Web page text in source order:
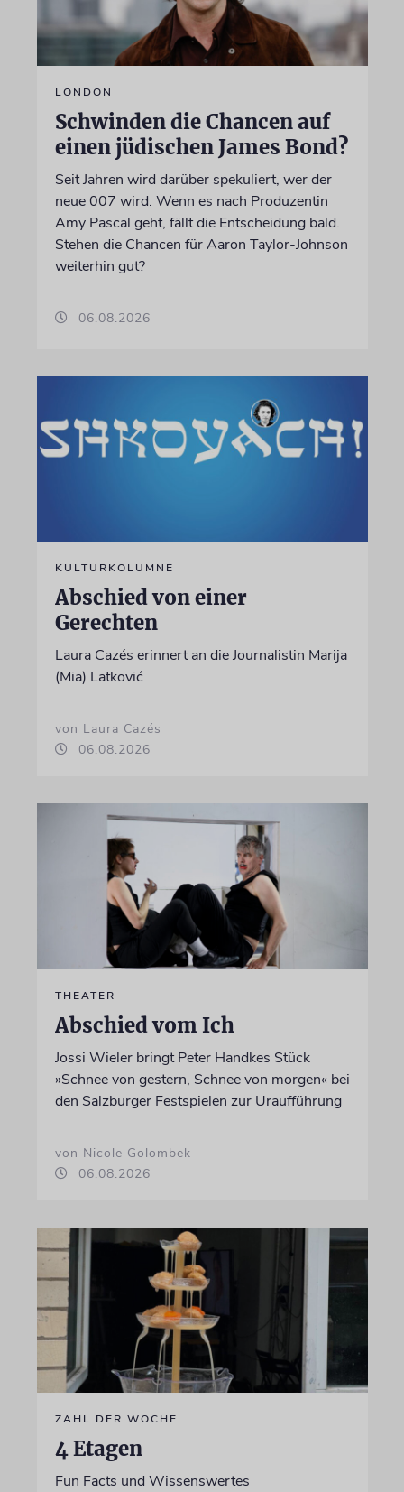
LONDON
Schwinden die Chancen auf
einen jüdischen James Bond?
Seit Jahren wird darüber spekuliert, wer der
neue 007 wird. Wenn es nach Produzentin
Amy Pascal geht, fällt die Entscheidung bald.
Stehen die Chancen für Aaron Taylor-Johnson
weiterhin gut?
06.08.2026
KULTURKOLUMNE
Abschied von einer
Gerechten
Laura Cazés erinnert an die Journalistin Marija
(Mia) Latković
von Laura Cazés
06.08.2026
THEATER
Abschied vom Ich
Jossi Wieler bringt Peter Handkes Stück
»Schnee von gestern, Schnee von morgen« bei
den Salzburger Festspielen zur Uraufführung
von Nicole Golombek
06.08.2026
ZAHL DER WOCHE
4 Etagen
Fun Facts und Wissenswertes